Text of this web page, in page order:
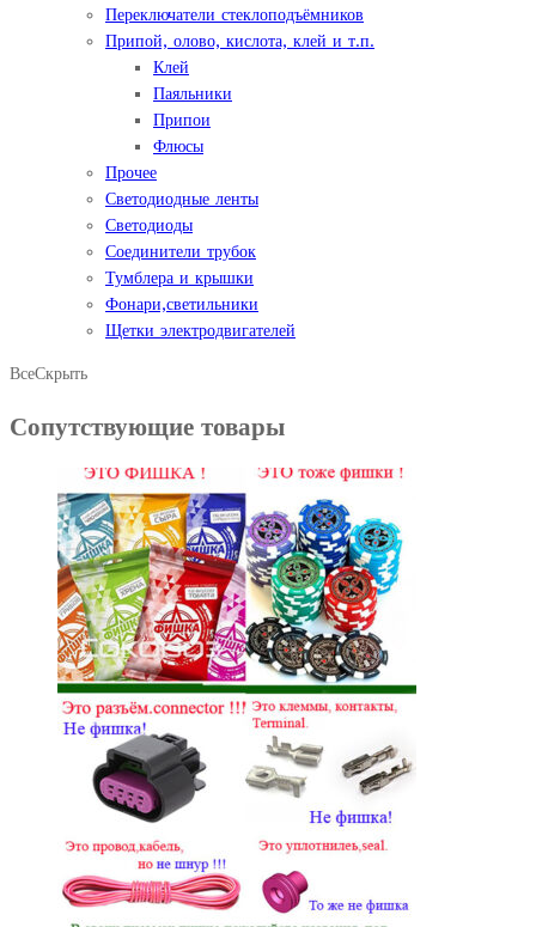
Переключатели стеклоподъёмников
Припой, олово, кислота, клей и т.п.
Клей
Паяльники
Припои
Флюсы
Прочее
Светодиодные ленты
Светодиоды
Соединители трубок
Тумблера и крышки
Фонари,светильники
Щетки электродвигателей
ВсеСкрыть
Сопутствующие товары